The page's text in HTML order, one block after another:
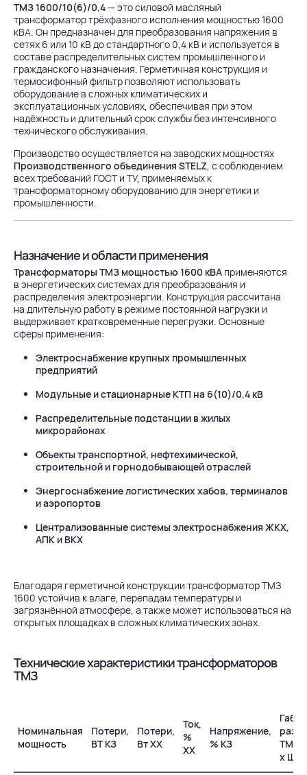
ТМЗ 1600/10(6)/0,4— это силовой масляный
трансформатор трёхфазного исполнения мощностью 1600
кВА. Он предназначен для преобразования напряжения в
сетях 6 или 10 кВ до стандартного 0,4 кВ и используется в
составе распределительных систем промышленного и
гражданского назначения. Герметичная конструкция и
термосифонный фильтр позволяют использовать
оборудование в сложных климатических и
эксплуатационных условиях, обеспечивая при этом
надёжность и длительный срок службы без интенсивного
технического обслуживания.
Производство осуществляется на заводских мощностях
Производственного объединения STELZ, с соблюдением
всех требований ГОСТ и ТУ, применяемых к
трансформаторному оборудованию для энергетики и
промышленности.
Назначение и области применения
Трансформаторы ТМЗ мощностью 1600 кВА применяются
в энергетических системах для преобразования и
распределения электроэнергии. Конструкция рассчитана
на длительную работу в режиме постоянной нагрузки и
выдерживает кратковременные перегрузки. Основные
сферы применения:
Электроснабжение крупных промышленных
предприятий
Модульные и стационарные КТП на 6(10)/0,4 кВ
Распределительные подстанции в жилых
микрорайонах
Объекты транспортной, нефтехимической,
строительной и горнодобывающей отраслей
Энергоснабжение логистических хабов, терминалов
и аэропортов
Централизованные системы электроснабжения ЖКХ,
АПК и ВКХ
Благодаря герметичной конструкции трансформатор ТМЗ
1600 устойчив к влаге, перепадам температуры и
загрязнённой атмосфере, а также может использоваться на
открытых площадках в сложных климатических зонах.
Технические характеристики трансформаторов
ТМЗ
Номинальная
мощность
Потери,
ВТ КЗ
Потери,
Вт ХХ
Ток,
%
ХХ
Напряжение,
% КЗ
ТМЗ,
х Ш х